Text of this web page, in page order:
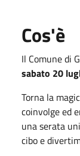
Cos'è
Il Comune di
sabato 20
Torna la
coinvolge ed
una serata
cibo e